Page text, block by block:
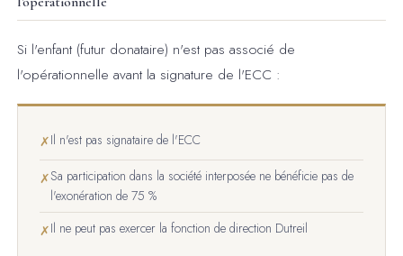
Si l'enfant (futur donataire) n'est pas associé de
l'opérationnelle avant la signature de l'ECC :
✗Il n'est pas signataire de l'ECC
✗Sa participation dans la société interposée ne bénéficie pas de
l'exonération de 75 %
✗Il ne peut pas exercer la fonction de direction Dutreil